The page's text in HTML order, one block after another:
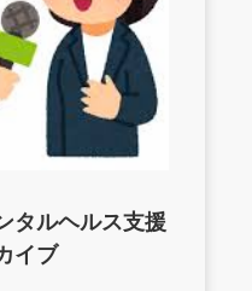
タルヘルス支援
イブ